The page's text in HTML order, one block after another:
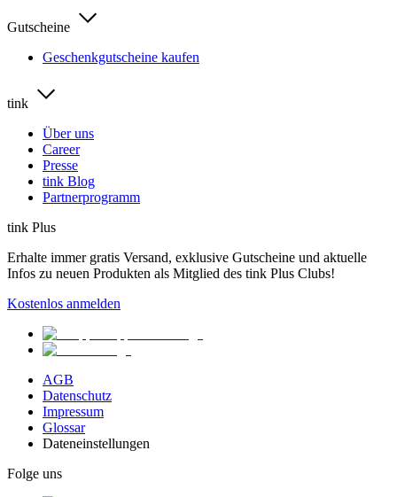
Gutscheine
Geschenkgutscheine kaufen
tink
Über uns
Career
Presse
tink Blog
Partnerprogramm
tink Plus
Erhalte immer gratis Versand, exklusive Gutscheine und aktuelle
Infos zu neuen Produkten als Mitglied des tink Plus Clubs!
Kostenlos anmelden
AGB
Datenschutz
Impressum
Glossar
Dateneinstellungen
Folge uns